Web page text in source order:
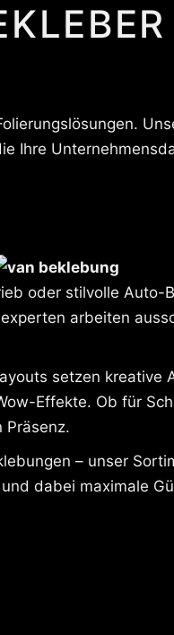
Ihre
oder stilvolle Auto-
arbeiten
setzen kreative
Effekte. Ob für
Präsenz.
– unser
dabei maximale